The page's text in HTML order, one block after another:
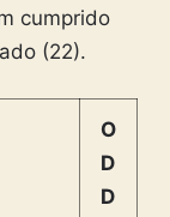
cumprido
(22).
O
D
D